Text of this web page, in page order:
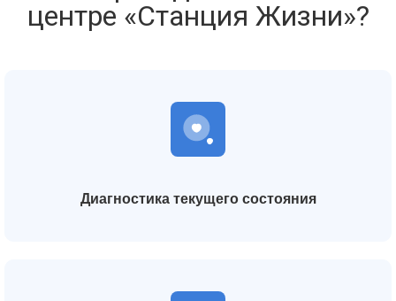
центре «Станция Жизни»?
Диагностика текущего состояния